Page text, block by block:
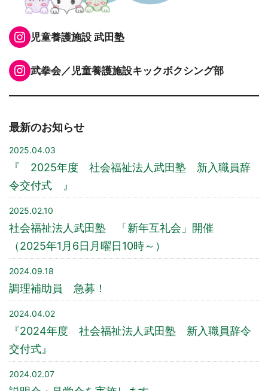
Instagram
児童養護施設 武田塾
Instagram
武拳会／児童養護施設キックボクシング部
最新のお知らせ
2025.04.03
『 2025年度 社会福祉法人武田塾 新入職員辞
令交付式 』
2025.02.10
社会福祉法人武田塾 「新年互礼会」開催
（2025年1月6日月曜日10時～）
2024.09.18
調理補助員 急募！
2024.04.02
『2024年度 社会福祉法人武田塾 新入職員辞令
交付式』
2024.02.07